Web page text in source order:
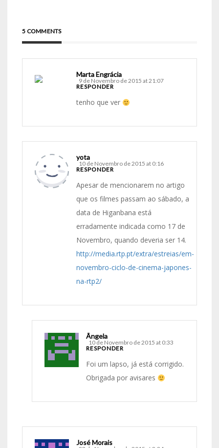
5 COMMENTS
Marta Engrácia
9 de Novembro de 2015 at 21:07
RESPONDER
tenho que ver
yota
10 de Novembro de 2015 at 0:16
RESPONDER
Apesar de mencionarem no artigo
que os filmes passam ao sábado, a
data de Higanbana está
erradamente indicada como 17 de
Novembro, quando deveria ser 14.
http://media.rtp.pt/extra/estreias/em-
novembro-ciclo-de-cinema-japones-
na-rtp2/
Ângela
10 de Novembro de 2015 at 0:33
RESPONDER
Foi um lapso, já está corrigido.
Obrigada por avisares
José Morais